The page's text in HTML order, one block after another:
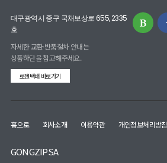
대구광역시 중구 국채보상로 655, 2335
호
자세한 교환·반품절차 안내는
상품하단을 참고해주세요.
로젠택배 바로가기
홈으로 회사소개 이용약관 개인정보처리방침
GONGZIPSA